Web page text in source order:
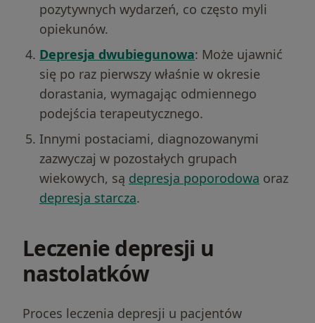
pozytywnych wydarzeń, co często myli
opiekunów.
Depresja dwubiegunowa: Może ujawnić
się po raz pierwszy właśnie w okresie
dorastania, wymagając odmiennego
podejścia terapeutycznego.
Innymi postaciami, diagnozowanymi
zazwyczaj w pozostałych grupach
wiekowych, są depresja poporodowa oraz
depresja starcza.
Leczenie depresji u
nastolatków
Proces leczenia depresji u pacjentów